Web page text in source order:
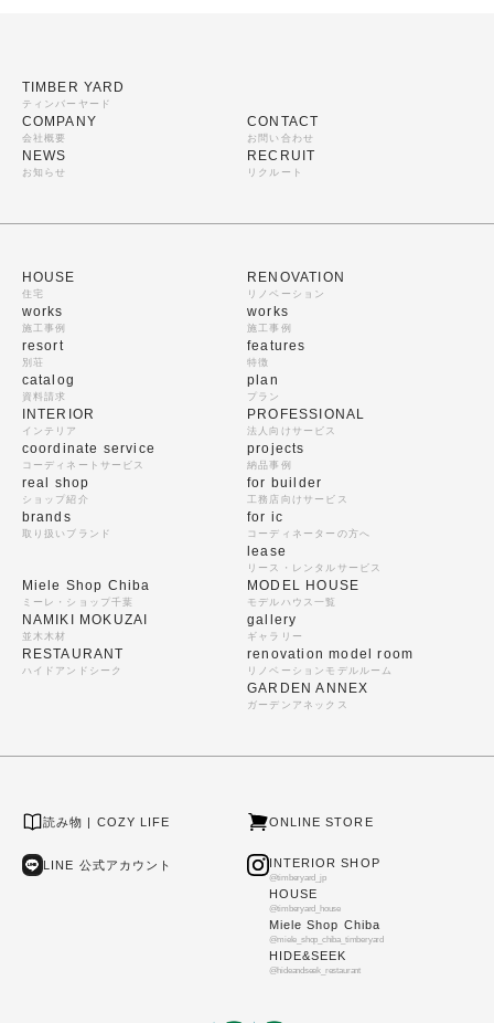
TIMBER YARD
ティンバーヤード
COMPANY
会社概要
NEWS
お知らせ
CONTACT
お問い合わせ
RECRUIT
リクルート
HOUSE
住宅
works
施工事例
resort
別荘
catalog
資料請求
RENOVATION
リノベーション
works
施工事例
features
特徴
plan
プラン
INTERIOR
インテリア
coordinate service
コーディネートサービス
real shop
ショップ紹介
brands
取り扱いブランド
PROFESSIONAL
法人向けサービス
projects
納品事例
for builder
工務店向けサービス
for ic
コーディネーターの方へ
lease
リース・レンタルサービス
Miele Shop Chiba
ミーレ・ショップ千葉
NAMIKI MOKUZAI
並木木材
RESTAURANT
ハイドアンドシーク
MODEL HOUSE
モデルハウス一覧
gallery
ギャラリー
renovation model room
リノベーションモデルルーム
GARDEN ANNEX
ガーデンアネックス
読み物 | COZY LIFE ONLINE STORE
LINE 公式アカウント INTERIOR SHOP
@timberyard_jp
HOUSE
@timberyard_house
Miele Shop Chiba
@miele_shop_chiba_timberyard
HIDE&SEEK
@hideandseek_restaurant